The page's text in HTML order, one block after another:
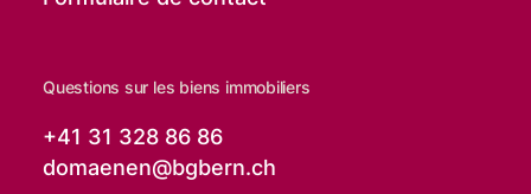
Questions sur les biens immobiliers
+41 31 328 86 86
domaenen@bgbern.ch